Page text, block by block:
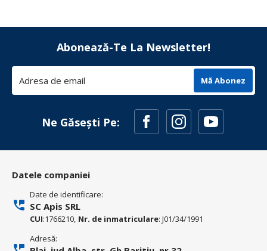
Abonează-Te La Newsletter!
Mă Abonez
Ne Găsești Pe:
Datele companiei
Date de identificare:
SC Apis SRL
CUI:1766210, Nr. de inmatriculare: J01/34/1991
Adresă: